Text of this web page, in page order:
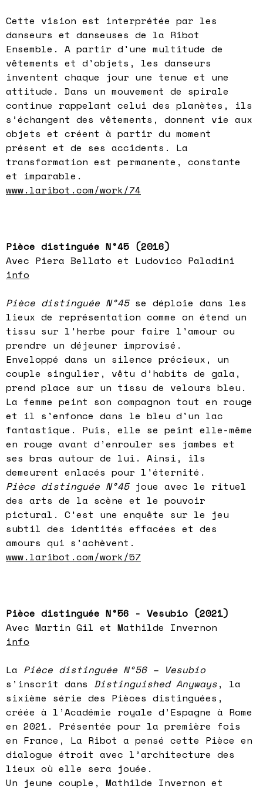
Cette vision est interprétée par les
danseurs et danseuses de la Ribot
Ensemble. A partir d'une multitude de
vêtements et d'objets, les danseurs
inventent chaque jour une tenue et une
attitude. Dans un mouvement de spirale
continue rappelant celui des planètes, ils
s’échangent des vêtements, donnent vie aux
objets et créent à partir du moment
présent et de ses accidents. La
transformation est permanente, constante
et imparable.
www.laribot.com/work/74
Pièce distinguée N°45 (2016)
Avec Piera Bellato et Ludovico Paladini
info
Pièce distinguée N°45se déploie dans les
lieux de représentation comme on étend un
tissu sur l'herbe pour faire l'amour ou
prendre un déjeuner improvisé.
Enveloppé dans un silence précieux, un
couple singulier, vêtu d’habits de gala,
prend place sur un tissu de velours bleu.
La femme peint son compagnon tout en rouge
et il s'enfonce dans le bleu d'un lac
fantastique. Puis, elle se peint elle-même
en rouge avant d’enrouler ses jambes et
ses bras autour de lui. Ainsi, ils
demeurent enlacés pour l'éternité.
Pièce distinguée N°45joue avec le rituel
des arts de la scène et le pouvoir
pictural. C'est une enquête sur le jeu
subtil des identités effacées et des
amours qui s’achèvent.
www.laribot.com/work/57
Pièce distinguée N°56 - Vesubio (2021)
Avec Martin Gil et Mathilde Invernon
info
La Pièce distinguée Nº56 – Vesubio
s’inscrit dans Distinguished Anyways, la
sixième série des Pièces distinguées,
créée à l’Académie royale d’Espagne à Rome
en 2021. Présentée pour la première fois
en France, La Ribot a pensé cette Pièce en
dialogue étroit avec l’architecture des
lieux où elle sera jouée.
Un jeune couple, Mathilde Invernon et